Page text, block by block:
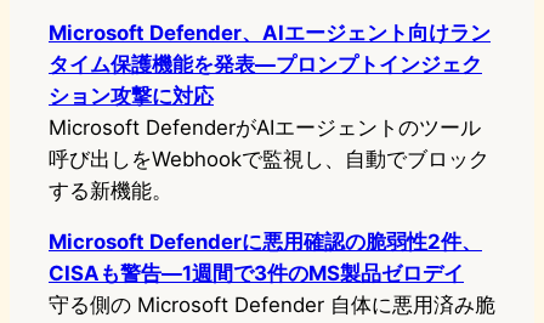
Microsoft Defender、AIエージェント向けラン
タイム保護機能を発表—プロンプトインジェク
ション攻撃に対応
Microsoft DefenderがAIエージェントのツール
呼び出しをWebhookで監視し、自動でブロック
する新機能。
Microsoft Defenderに悪用確認の脆弱性2件、
CISAも警告―1週間で3件のMS製品ゼロデイ
守る側の Microsoft Defender 自体に悪用済み脆